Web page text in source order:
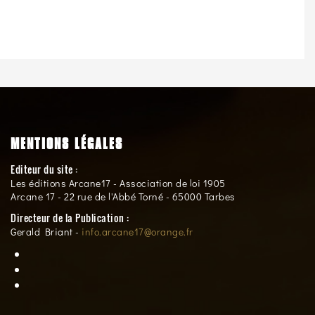
MENTIONS LÉGALES
Editeur du site :
Les éditions Arcane17 - Association de loi 1905
Arcane 17 - 22 rue de l'Abbé Torné - 65000 Tarbes
Directeur de la Publication :
Gerald Briant - info.arcane17@orange.fr